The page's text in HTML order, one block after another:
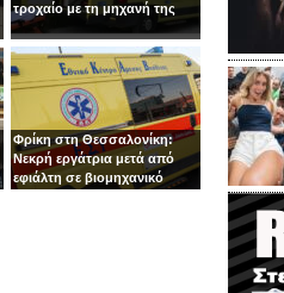
τροχαίο με τη μηχανή της
Φρίκη στη Θεσσαλονίκη:
Νεκρή εργάτρια μετά από
εφιάλτη σε βιομηχανικό